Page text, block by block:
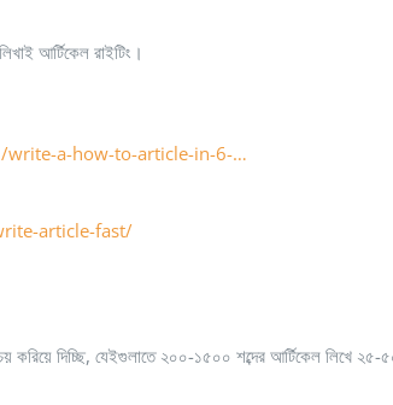
আর্টিকেল রাইটিং।
a-how-to-article-in-6-…
article-fast/
দিচ্ছি, যেইগুলাতে ২০০-১৫০০ শব্দের আর্টিকেল লিখে